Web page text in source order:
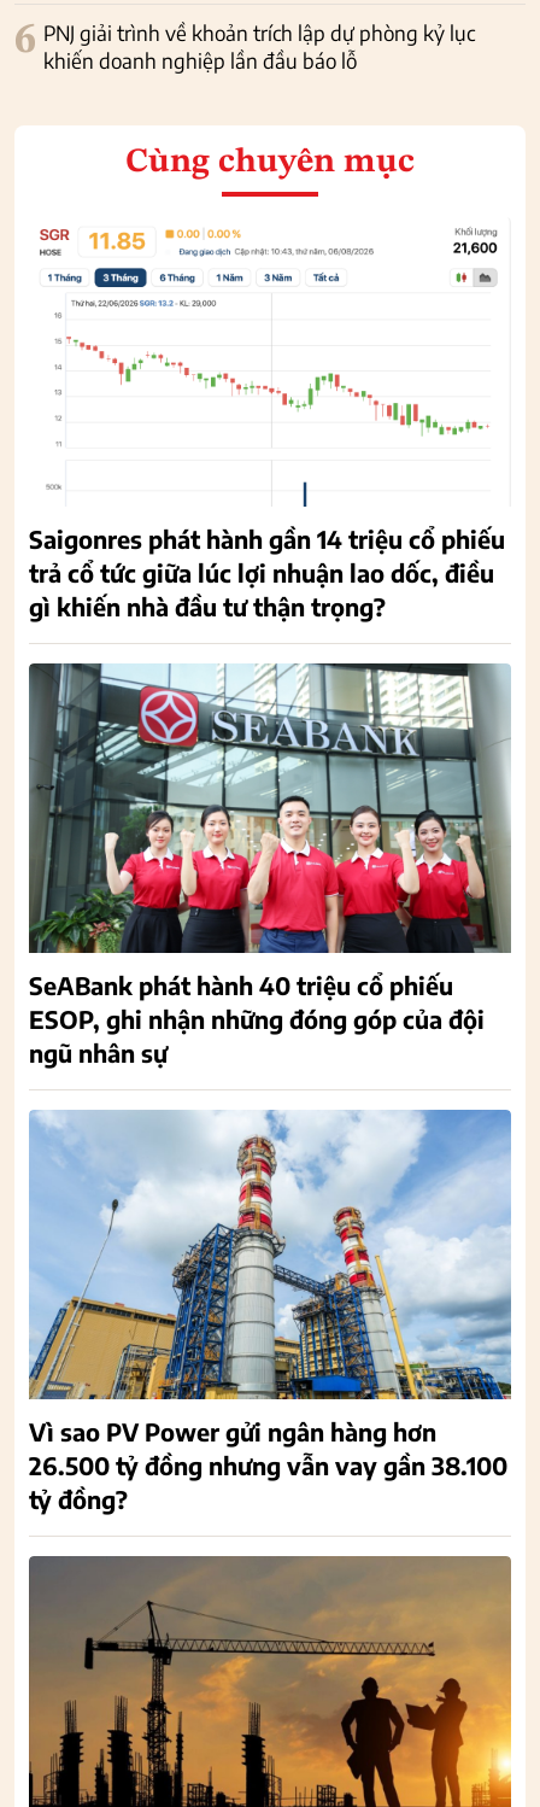
6 PNJ giải trình về khoản trích lập dự phòng kỷ lục
khiến doanh nghiệp lần đầu báo lỗ
Cùng chuyên mục
Saigonres phát hành gần 14 triệu cổ phiếu
trả cổ tức giữa lúc lợi nhuận lao dốc, điều
gì khiến nhà đầu tư thận trọng?
SeABank phát hành 40 triệu cổ phiếu
ESOP, ghi nhận những đóng góp của đội
ngũ nhân sự
Vì sao PV Power gửi ngân hàng hơn
26.500 tỷ đồng nhưng vẫn vay gần 38.100
tỷ đồng?